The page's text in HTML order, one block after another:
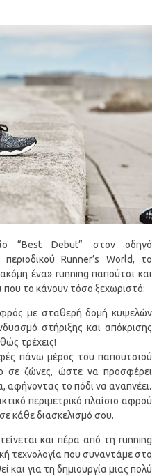
“Best Debut” στον οδηγό
Runner’s World, το
ένα» running παπούτσι και
που το κάνουν τόσο ξεχωριστό:
με σταθερή δομή κυψελών
στήριξης και απόκρισης
τρέχεις!
πάνω μέρος του παπουτσιού
σε ζώνες, ώστε να προσφέρει
αφήνοντας το πόδι να αναπνέει.
περιμετρικό πλαίσιο αφρού
κάθε διασκελισμό σου.
και πέρα από τη running
τεχνολογία που συναντάμε στο
και για τη δημιουργία μιας πολύ